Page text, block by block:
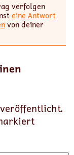
verfolgen
eine Antwort
von deiner